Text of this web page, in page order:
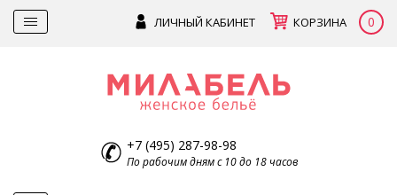
ЛИЧНЫЙ КАБИНЕТ КОРЗИНА 0
+7 (495) 287-98-98
По рабочим дням с 10 до 18 часов